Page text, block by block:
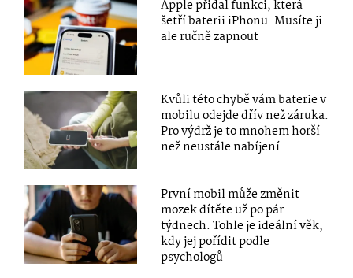
Apple přidal funkci, která
šetří baterii iPhonu. Musíte ji
ale ručně zapnout
Kvůli této chybě vám baterie v
mobilu odejde dřív než záruka.
Pro výdrž je to mnohem horší
než neustále nabíjení
První mobil může změnit
mozek dítěte už po pár
týdnech. Tohle je ideální věk,
kdy jej pořídit podle
psychologů